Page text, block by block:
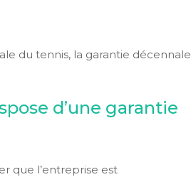
du tennis, la garantie décennale
d’une garantie
que l’entreprise est